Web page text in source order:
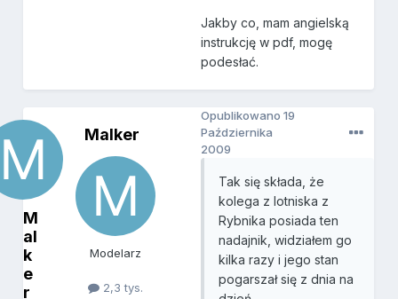
Jakby co, mam angielską
instrukcję w pdf, mogę
podesłać.
M
al
k
e
r
Malker
Modelarz
2,3 tys.
Opublikowano19
Października
2009
Tak się składa, że
kolega z lotniska z
Rybnika posiada ten
nadajnik, widziałem go
kilka razy i jego stan
pogarszał się z dnia na